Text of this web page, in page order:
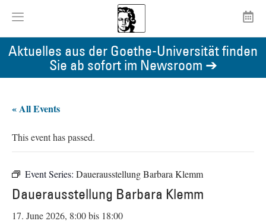
Aktuelles aus der Goethe-Universität finden
Sie ab sofort im Newsroom ➔
« All Events
This event has passed.
Event Series: Dauerausstellung Barbara Klemm
Dauerausstellung Barbara Klemm
17. June 2026, 8:00bis 18:00